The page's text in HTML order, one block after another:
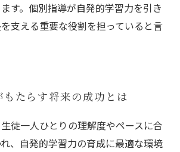
す。個別指導が自発的学習力を引き
支える重要な役割を担っていると言
もたらす将来の成功とは
徒一人ひとりの理解度やペースに合
、自発的学習力の育成に最適な環境